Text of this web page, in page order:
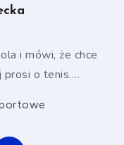
i mówi, że chce
prosi o tenis….